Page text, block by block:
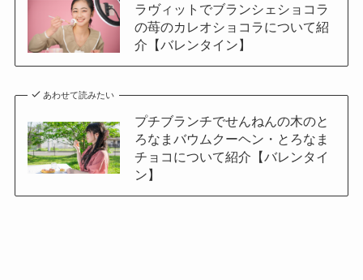
ラヴィットでブランシェショコラ
の苺のカレオショコラについて紹
介【バレンタイン】
あわせて読みたい
プチブランチでせんねんの木のと
ろなまバウムクーヘン・とろなま
チョコについて紹介【バレンタイ
ン】